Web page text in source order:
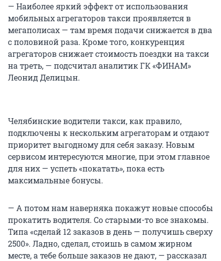
— Наиболее яркий эффект от использования
мобильных агрегаторов такси проявляется в
мегаполисах — там время подачи снижается в два
с половиной раза. Кроме того, конкуренция
агрегаторов снижает стоимость поездки на такси
на треть, — подсчитал аналитик ГК «ФИНАМ»
Леонид Делицын.
Челябинские водители такси, как правило,
подключены к нескольким агрегаторам и отдают
приоритет выгодному для себя заказу. Новым
сервисом интересуются многие, при этом главное
для них — успеть «покатать», пока есть
максимальные бонусы.
— А потом нам наверняка покажут новые способы
прокатить водителя. Со старыми-то все знакомы.
Типа «сделай 12 заказов в день — получишь сверху
2500». Ладно, сделал, стоишь в самом жирном
месте, а тебе больше заказов не дают, — рассказал